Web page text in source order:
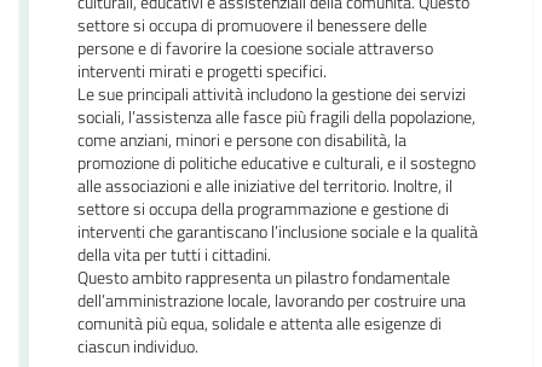
settore si occupa di promuovere il benessere delle
persone e di favorire la coesione sociale attraverso
interventi mirati e progetti specifici.
Le sue principali attività includono la gestione dei servizi
sociali, l’assistenza alle fasce più fragili della popolazione,
come anziani, minori e persone con disabilità, la
promozione di politiche educative e culturali, e il sostegno
alle associazioni e alle iniziative del territorio. Inoltre, il
settore si occupa della programmazione e gestione di
interventi che garantiscano l’inclusione sociale e la qualità
della vita per tutti i cittadini.
Questo ambito rappresenta un pilastro fondamentale
dell’amministrazione locale, lavorando per costruire una
comunità più equa, solidale e attenta alle esigenze di
ciascun individuo.